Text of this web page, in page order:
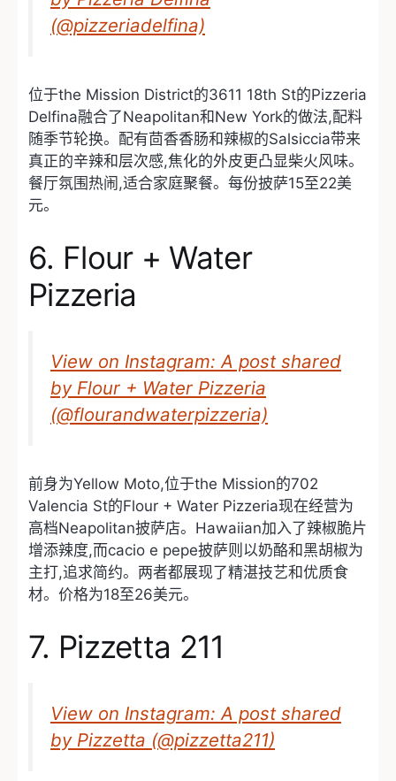
(@pizzeriadelfina)
位于the Mission District的3611 18th St的Pizzeria
Delfina融合了Neapolitan和New York的做法,配料
随季节轮换。配有茴香香肠和辣椒的Salsiccia带来
真正的辛辣和层次感,焦化的外皮更凸显柴火风味。
餐厅氛围热闹,适合家庭聚餐。每份披萨15至22美
元。
6. Flour + Water
Pizzeria
View on Instagram: A post shared
by Flour + Water Pizzeria
(@flourandwaterpizzeria)
前身为Yellow Moto,位于the Mission的702
Valencia St的Flour + Water Pizzeria现在经营为
高档Neapolitan披萨店。Hawaiian加入了辣椒脆片
增添辣度,而cacio e pepe披萨则以奶酪和黑胡椒为
主打,追求简约。两者都展现了精湛技艺和优质食
材。价格为18至26美元。
7. Pizzetta 211
View on Instagram: A post shared
by Pizzetta (@pizzetta211)